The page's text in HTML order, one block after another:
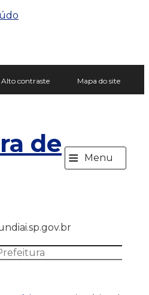
Alto contraste Mapa do site
de ≡ Menu